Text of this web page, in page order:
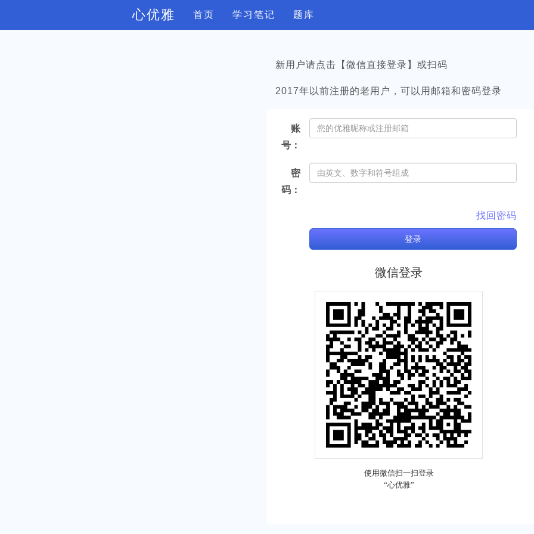
心优雅 首页 学习笔记 题库
新用户请点击【微信直接登录】或扫码
2017年以前注册的老用户，可以用邮箱和密码登录
账
号：
密
码：
找回密码
登
录